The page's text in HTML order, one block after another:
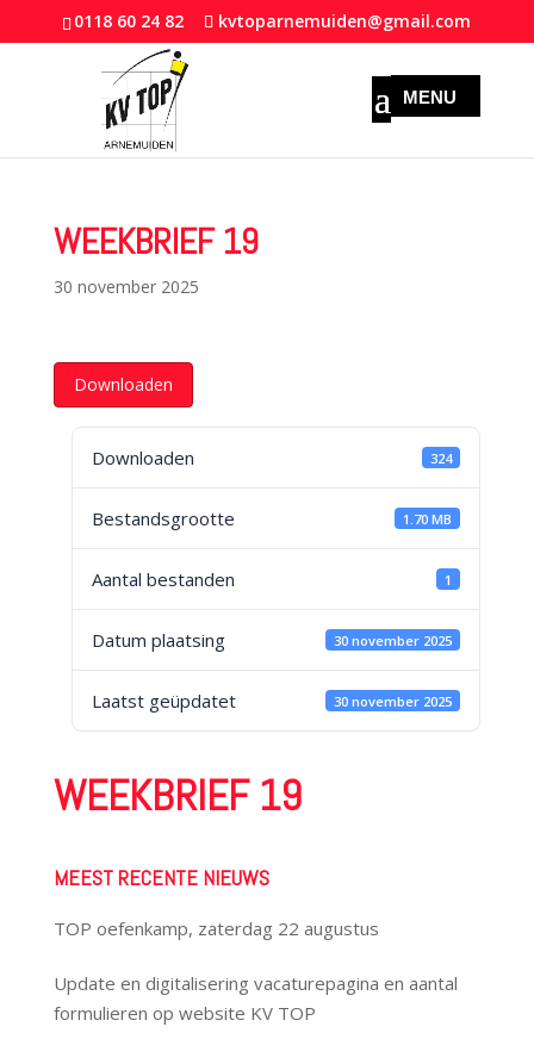
0118 60 24 82 kvtoparnemuiden@gmail.com
WEEKBRIEF 19
30 november 2025
Downloaden
Downloaden 324
Bestandsgrootte 1.70 MB
Aantal bestanden 1
Datum plaatsing 30 november 2025
Laatst geüpdatet 30 november 2025
WEEKBRIEF 19
MEEST RECENTE NIEUWS
TOP oefenkamp, zaterdag 22 augustus
Update en digitalisering vacaturepagina en aantal
formulieren op website KV TOP